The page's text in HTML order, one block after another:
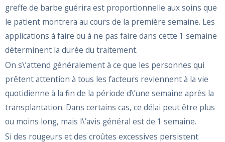
greffe de barbe guérira est proportionnelle aux soins que
le patient montrera au cours de la première semaine. Les
applications à faire ou à ne pas faire dans cette 1 semaine
déterminent la durée du traitement.
On s\’attend généralement à ce que les personnes qui
prêtent attention à tous les facteurs reviennent à la vie
quotidienne à la fin de la période d\’une semaine après la
transplantation. Dans certains cas, ce délai peut être plus
ou moins long, mais l\’avis général est de 1 semaine.
Si des rougeurs et des croûtes excessives persistent